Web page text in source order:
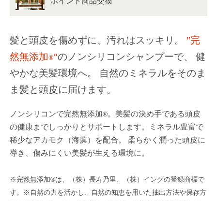
髪と頭皮を傷めずに、汚れはスッキリ。
″完
然無添加®″のノンシリコンシャンプーで、
健
やかな美髪環境へ。
自然のミネラルをそのま
ま髪と頭皮に届けます。
ノンシリコンで完然無添加®。美髪の決め手である頭皮
の健康までしっかりとサポートします。ミネラル豊富で
稀少なアカモク（海藻）を配合。 柔らかく潤った頭皮に
導き、傷みにくい美髪が生える環境に。
※完然無添加®は、（株）長寿乃里、（株）イングの登録商標で
す。※自然の力を活かし、自然の知恵を用いた抽出方法や保存方